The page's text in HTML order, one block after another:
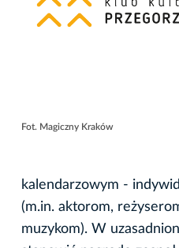
Fot. Magiczny Kraków
kalendarzowym -
(m.in. aktorom,
muzykom). W